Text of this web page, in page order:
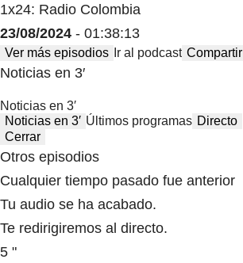
1x24: Radio Colombia
23/08/2024 - 01:38:13
Ver más episodios Ir al podcast Compartir
Noticias en 3′
Noticias en 3′
Noticias en 3′ Últimos programas Directo
Cerrar
Otros episodios
Cualquier tiempo pasado fue anterior
Tu audio se ha acabado.
Te redirigiremos al directo.
5 "